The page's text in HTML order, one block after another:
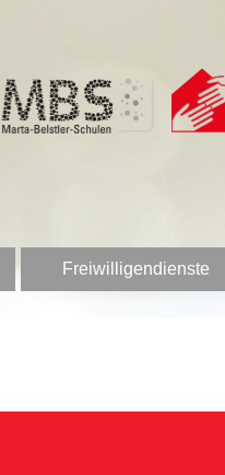
Freiwilligendienste